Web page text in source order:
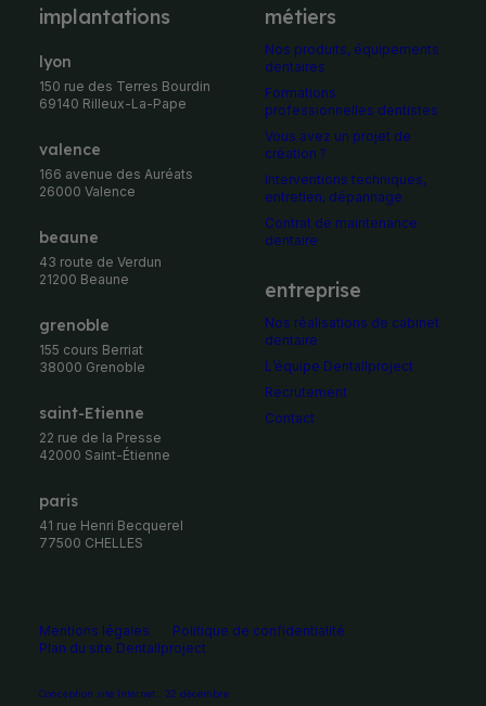
implantations
Lyon
150 rue des Terres Bourdin
69140 Rilleux-La-Pape
Valence
166 avenue des Auréats
26000 Valence
Beaune
43 route de Verdun
21200 Beaune
Grenoble
155 cours Berriat
38000 Grenoble
Saint-Etienne
22 rue de la Presse
42000 Saint-Étienne
Paris
41 rue Henri Becquerel
77500 CHELLES
métiers
Nos produits, équipements
dentaires
Formations
professionnelles dentistes
Vous avez un projet de
création ?
Interventions techniques,
entretien, dépannage
Contrat de maintenance
dentaire
entreprise
Nos réalisations de cabinet
dentaire
L’équipe Dentallproject
Recrutement
Contact
Mentions légales
Politique de confidentialité
Plan du site Dentallproject
Conception site Internet : 32 décembre